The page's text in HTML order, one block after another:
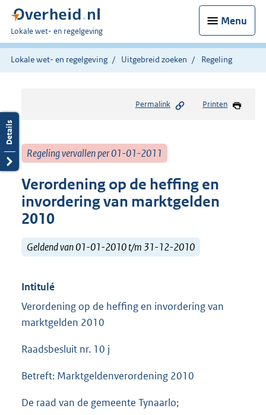
Menu
U
bent
hier:
Lokale wet- en regelgeving
Lokale wet- en regelgeving Uitgebreid zoeken Regeling
Permalink Printen
Regeling vervallen per 01-01-2011
Verordening op de heffing en
invordering van marktgelden
2010
Geldend van 01-01-2010 t/m 31-12-2010
Intitulé
Verordening op de heffing en invordering van
marktgelden 2010
Raadsbesluit nr. 10 j
Betreft: Marktgeldenverordening 2010
De raad van de gemeente Tynaarlo;